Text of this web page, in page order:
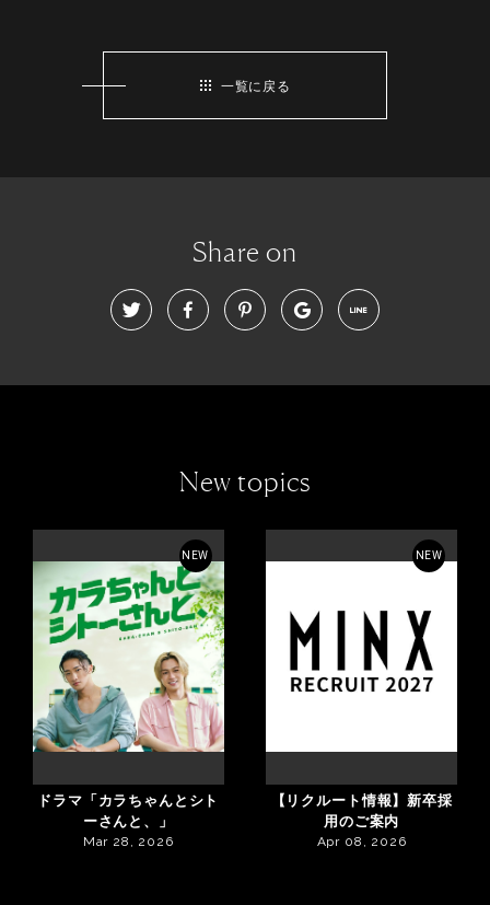
一覧に戻る
Share on
New topics
NEW
ドラマ「カラちゃんとシト
ーさんと、」
Mar 28, 2026
NEW
【リクルート情報】新卒採
用のご案内
Apr 08, 2026